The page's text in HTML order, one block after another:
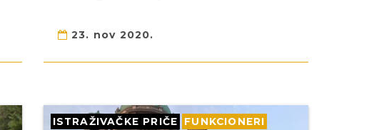
23. nov 2020.
ISTRAŽIVAČKE PRIČE FUNKCIONERI